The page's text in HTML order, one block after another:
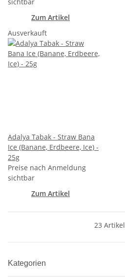
Zum Artikel
Ausverkauft
Adalya Tabak - Straw Bana
Ice (Banane, Erdbeere, Ice) -
25g
Preise nach Anmeldung
sichtbar
Zum Artikel
23 Artikel
Kategorien